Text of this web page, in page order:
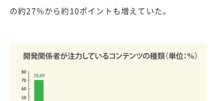
の約27％から約10ポイントも増えていた。